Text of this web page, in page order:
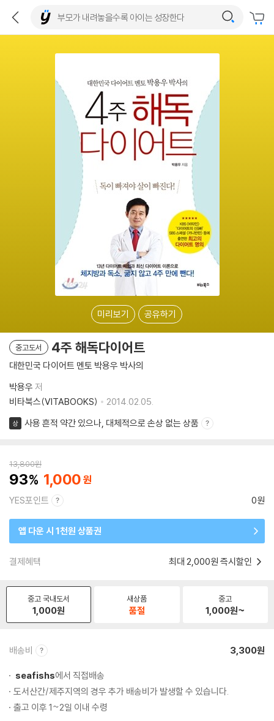
미리보기 공유하기
중고도서 4주 해독다이어트
대한민국 다이어트 멘토 박용우 박사의
박용우 저
비타북스(VITABOOKS)
2014.02.05.
상 사용 흔적 약간 있으나, 대체적으로 손상 없는 상품
13,800원
93 1,000
YES포인트 0원
앱 다운 시 1천원 상품권
결제혜택 최대 2,000원 즉시할인
중고 국내도서
1,000원
새상품
품절
중고
1,000원~
배송비 3,300원
seafishs에서 직접배송
도서산간/제주지역의 경우 추가 배송비가 발생할 수 있습니다.
출고 이후 1~2일 이내 수령